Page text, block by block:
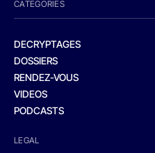
CATEGORIES
DECRYPTAGES
DOSSIERS
RENDEZ-VOUS
VIDEOS
PODCASTS
LEGAL